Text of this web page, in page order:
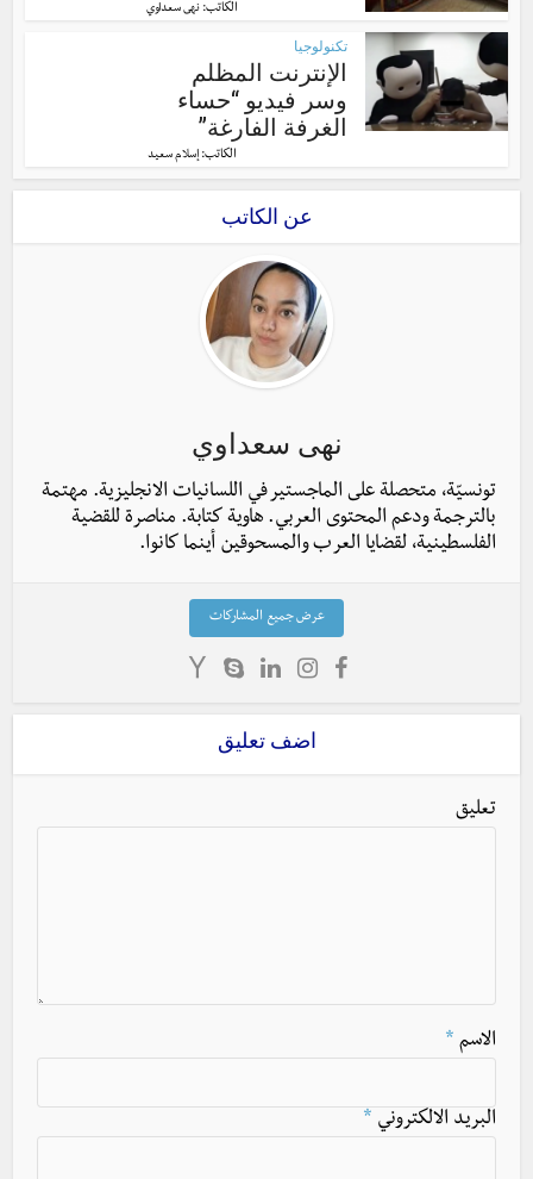
الكاتب: نهى سعداوي
تكنولوجيا
الإنترنت المظلم
وسر فيديو “حساء
الغرفة الفارغة”
الكاتب: إسلام سعيد
عن الكاتب
نهى سعداوي
تونسيّة، متحصلة على الماجستير في اللسانيات الانجليزية. مهتمة
بالترجمة ودعم المحتوى العربي. هاوية كتابة. مناصرة للقضية
الفلسطينية، لقضايا العرب والمسحوقين أينما كانوا.
عرض جميع المشاركات
اضف تعليق
تعليق
الاسم *
البريد الالكتروني *